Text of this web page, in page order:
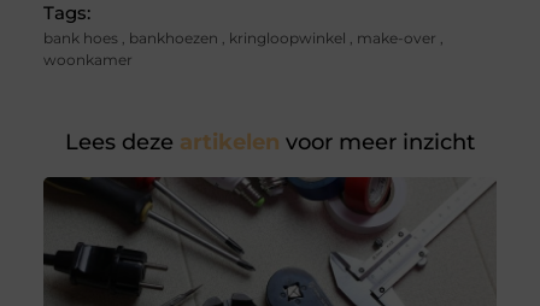
Tags:
bank hoes, bankhoezen , kringloopwinkel , make-over ,
woonkamer
Lees deze artikelen voor meer inzicht